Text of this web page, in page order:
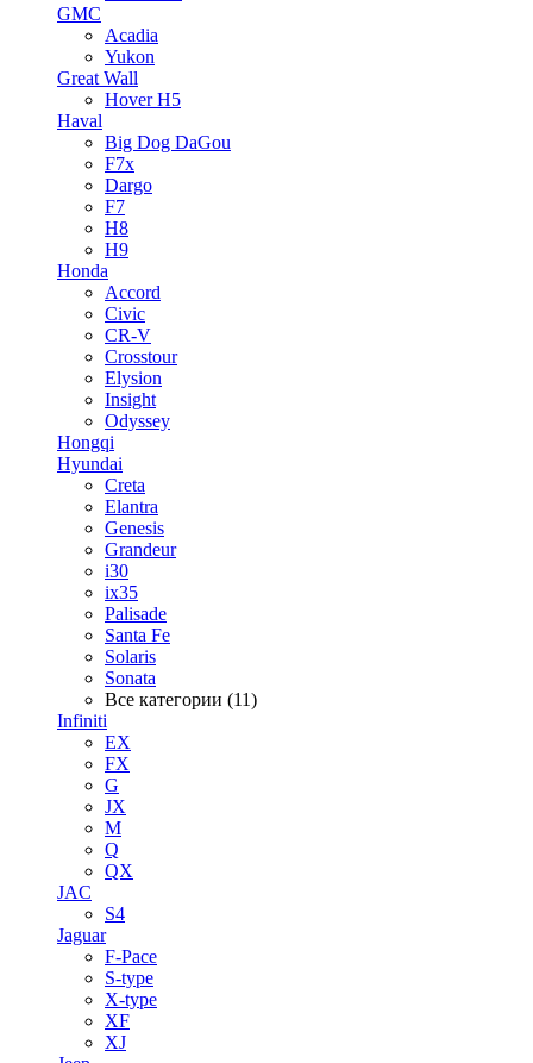
GMC
Acadia
Yukon
Great Wall
Hover H5
Haval
Big Dog DaGou
F7x
Dargo
F7
H8
H9
Honda
Accord
Civic
CR-V
Crosstour
Elysion
Insight
Odyssey
Hongqi
Hyundai
Creta
Elantra
Genesis
Grandeur
i30
ix35
Palisade
Santa Fe
Solaris
Sonata
Все категории (11)
Infiniti
EX
FX
G
JX
M
Q
QX
JAC
S4
Jaguar
F-Pace
S-type
X-type
XF
XJ